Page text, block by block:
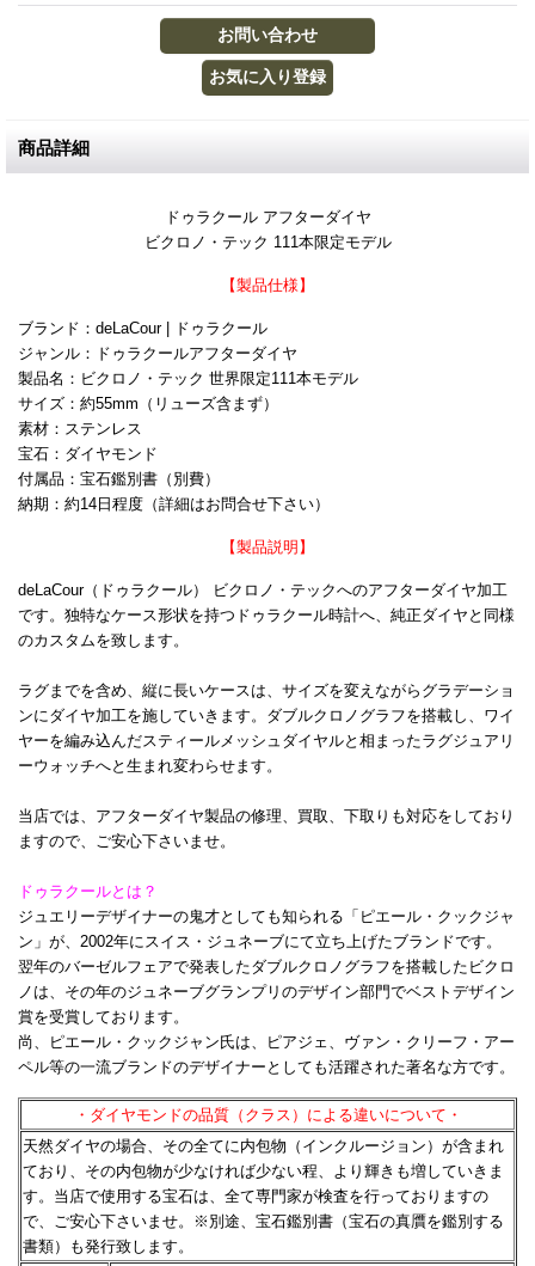
商品詳細
ドゥラクール アフターダイヤ
ビクロノ・テック 111本限定モデル
【製品仕様】
ブランド：deLaCour | ドゥラクール
ジャンル：ドゥラクールアフターダイヤ
製品名：ビクロノ・テック 世界限定111本モデル
サイズ：約55mm（リューズ含まず）
素材：ステンレス
宝石：ダイヤモンド
付属品：宝石鑑別書（別費）
納期：約14日程度（詳細はお問合せ下さい）
【製品説明】
deLaCour（ドゥラクール） ビクロノ・テックへのアフターダイヤ加工
です。独特なケース形状を持つドゥラクール時計へ、純正ダイヤと同様
のカスタムを致します。
ラグまでを含め、縦に長いケースは、サイズを変えながらグラデーショ
ンにダイヤ加工を施していきます。ダブルクロノグラフを搭載し、ワイ
ヤーを編み込んだスティールメッシュダイヤルと相まったラグジュアリ
ーウォッチへと生まれ変わらせます。
当店では、アフターダイヤ製品の修理、買取、下取りも対応をしており
ますので、ご安心下さいませ。
ドゥラクールとは？
ジュエリーデザイナーの鬼才としても知られる「ピエール・クックジャ
ン」が、2002年にスイス・ジュネーブにて立ち上げたブランドです。
翌年のバーゼルフェアで発表したダブルクロノグラフを搭載したビクロ
ノは、その年のジュネーブグランプリのデザイン部門でベストデザイン
賞を受賞しております。
尚、ピエール・クックジャン氏は、ピアジェ、ヴァン・クリーフ・アー
ペル等の一流ブランドのデザイナーとしても活躍された著名な方です。
・ダイヤモンドの品質（クラス）による違いについて・
天然ダイヤの場合、その全てに内包物（インクルージョン）が含まれ
ており、その内包物が少なければ少ない程、 より輝きも増していきま
す。当店で使用する宝石は、全て専門家が検査を行っておりますの
で、ご安心下さいませ。
※別途、宝石鑑別書（宝石の真贋を鑑別する
書類）も発行致します。